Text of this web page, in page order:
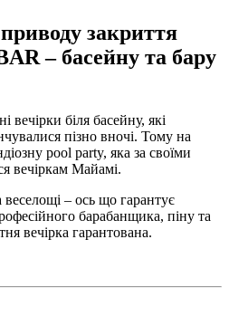
закриття
– басейну та бару
вечірки біля басейну, які
пізно вночі. Тому на
pool party, яка за своїми
вечіркам Майамі.
– ось що гарантує
барабанщика, піну та
вечірка гарантована.